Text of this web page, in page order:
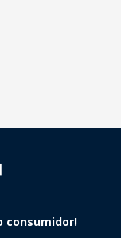
consumidor!